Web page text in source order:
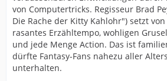
von Computertricks. Regisseur Brad
Die Rache der Kitty Kahlohr") setzt
rasantes Erzähltempo, wohligen
und jede Menge Action. Das ist
dürfte Fantasy-Fans nahezu aller
unterhalten.